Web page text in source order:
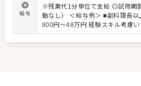
心を表現できるやりがいに満ちた
し、さらなるスキルアップを目指
（371文字） ＜おすすめポイント＞ 東証上場企業のグルー
の料理人のみで構成された専門集
を牽引する安定した基盤がある
給与
※残業代1分単位で支給 ◎試用期
動なし） ＜給与例＞ ■副料理長以上（管理職） 月給 34万
800円～48万円 経験スキル考慮い